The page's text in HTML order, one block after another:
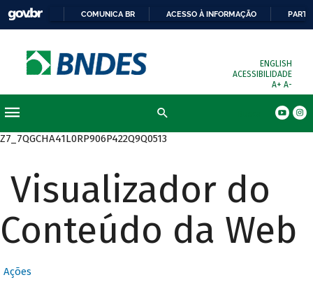
COMUNICA BR ACESSO À INFORMAÇÃO
ENGLISH
ACESSIBILIDADE
A+ A-
Z7_7QGCHA41L0RP906P422Q9Q0513
Visualizador do
Conteúdo da Web
Ações